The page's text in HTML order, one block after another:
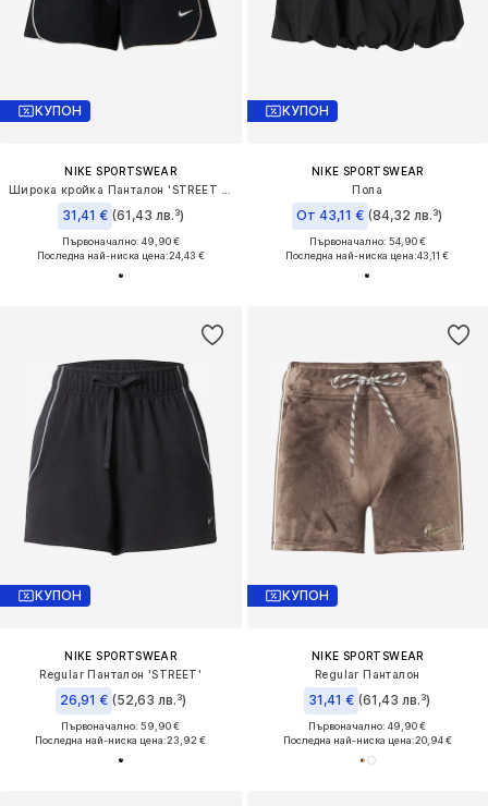
КУПОН
NIKE SPORTSWEAR
31,41 € (61,43 лв.³)
Първоначално: 49,90 €
Последна най-ниска цена:24,43 €
КУПОН
NIKE SPORTSWEAR
Пола
От 43,11 € (84,32 лв.³)
Първоначално: 54,90 €
Последна най-ниска цена:43,11 €
КУПОН
NIKE SPORTSWEAR
Regular Панталон 'STREET'
26,91 € (52,63 лв.³)
Първоначално: 59,90 €
Последна най-ниска цена:23,92 €
КУПОН
NIKE SPORTSWEAR
Regular Панталон
31,41 € (61,43 лв.³)
Първоначално: 49,90 €
Последна най-ниска цена:20,94 €